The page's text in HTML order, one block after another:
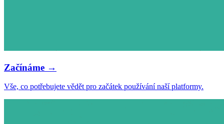
Začínáme →
Vše, co potřebujete vědět pro začátek používání naší platformy.